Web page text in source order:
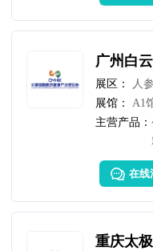
广州白
展区：
人
展馆：
A1
主营产品：
在线
重庆太